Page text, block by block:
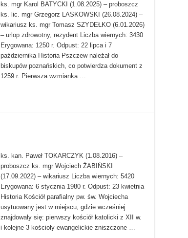
ks. mgr Karol BATYCKI (1.08.2025) – proboszcz
ks. lic. mgr Grzegorz LASKOWSKI (26.08.2024) –
wikariusz ks. mgr Tomasz SZYDEŁKO (6.01.2026)
– urlop zdrowotny, rezydent Liczba wiernych: 3430
Erygowana: 1250 r. Odpust: 22 lipca i 7
października Historia Pszczew należał do
biskupów poznańskich, co potwierdza dokument z
1259 r. Pierwsza wzmianka …
ks. kan. Paweł TOKARCZYK (1.08.2016) –
proboszcz ks. mgr Wojciech ŻABIŃSKI
(17.09.2022) – wikariusz Liczba wiernych: 5420
Erygowana: 6 stycznia 1980 r. Odpust: 23 kwietnia
Historia Kościół parafialny pw. św. Wojciecha
usytuowany jest w miejscu, gdzie wcześniej
znajdowały się: pierwszy kościół katolicki z XII w.
i kolejne 3 kościoły ewangelickie zniszczone …